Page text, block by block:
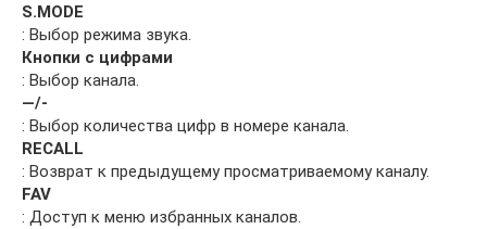
S.MODE
: Выбор режима звука.
Кнопки с цифрами
: Выбор канала.
—/-
: Выбор количества цифр в номере канала.
RECALL
: Возврат к предыдущему просматриваемому каналу.
FAV
: Доступ к меню избранных каналов.